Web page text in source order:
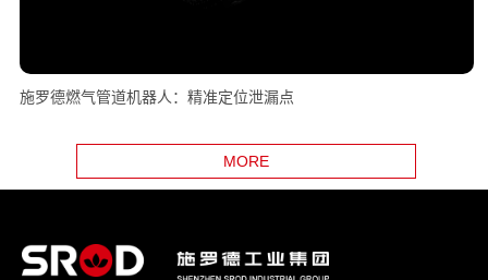
施罗德燃气管道机器人：精准定位泄漏点
MORE